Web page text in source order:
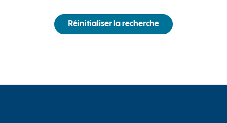
Réinitialiser la recherche